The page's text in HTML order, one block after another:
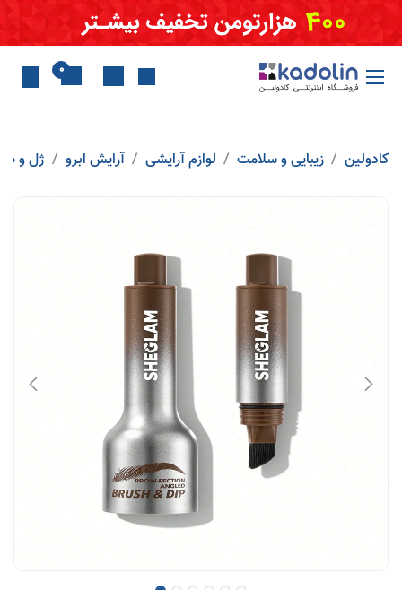
Skip to Content
0
کادولین زیبایی و سلامت لوازم آرایشی آرایش ابرو ژل و